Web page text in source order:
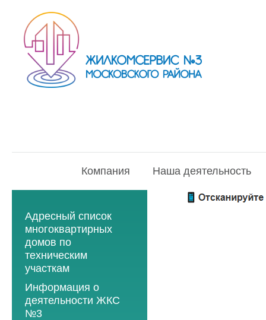
Компания Наша деятельность
Адресный список
многоквартирных
домов по
техническим
участкам
Информация о
деятельности ЖКС
№3